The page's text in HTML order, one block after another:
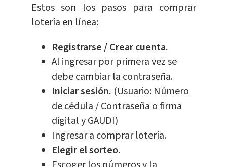
Estos son los pasos para comprar
lotería en línea:
Registrarse / Crear cuenta.
Al ingresar por primera vez se
debe cambiar la contraseña.
Iniciar sesión. (Usuario: Número
de cédula / Contraseña o firma
digital y GAUDI)
Ingresar a comprar lotería.
Elegir el sorteo.